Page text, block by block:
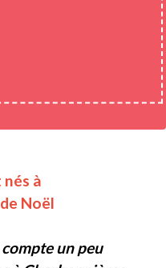
à
Noël
un peu